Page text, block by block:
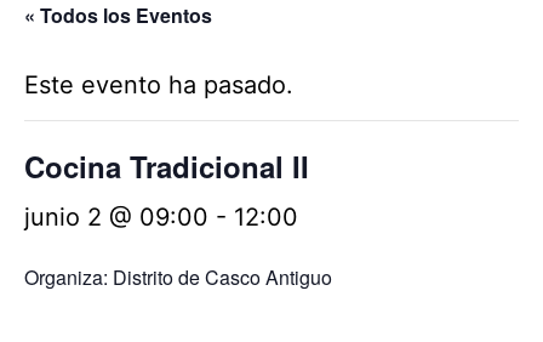
« Todos los Eventos
Este evento ha pasado.
Cocina Tradicional II
junio 2 @ 09:00 - 12:00
Organiza: Distrito de Casco Antiguo